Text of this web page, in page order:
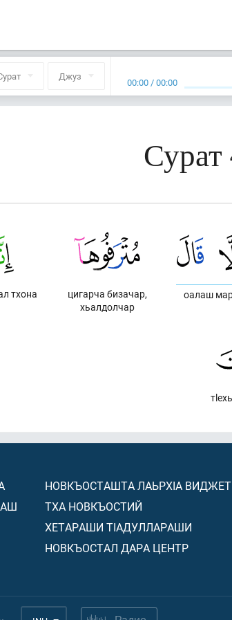
Джуз 00:00 /00:00
оалаш
цигарча бизачар,
хьалдолчар
тхона
НОВКЪОСТАШТА ЛАЬРХIА ВИДЖЕТ
ТХА НОВКЪОСТИЙ
ХЕТАРАШИ ТIАДУЛЛАРАШИ
НОВКЪОСТАЛ ДАРА ЦЕНТР